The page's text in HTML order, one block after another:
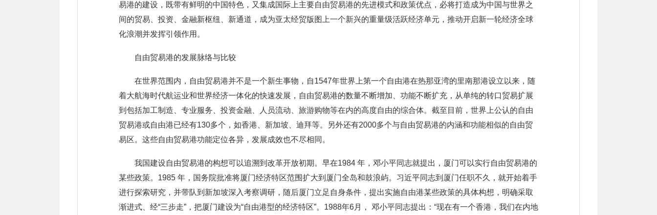
易港的建设，既带有鲜明的中国特色，又集成国际上主要自由贸易港的先进模式和政策优点，必将打造成为中国与世界之
间的贸易、投资、金融新枢纽、新通道，成为亚太经贸版图上一个新兴的重量级活跃经济单元，推动开启新一轮经济全球
化浪潮并发挥引领作用。
自由贸易港的发展脉络与比较
在世界范围内，自由贸易港并不是一个新生事物，自1547年世界上第一个自由港在热那亚湾的里南那港设立以来，随
着大航海时代航运业和世界经济一体化的快速发展，自由贸易港的数量不断增加、功能不断扩充，从单纯的转口贸易扩展
到包括加工制造、专业服务、投资金融、人员流动、旅游购物等在内的高度自由的综合体。截至目前，世界上公认的自由
贸易港或自由港已经有130多个，如香港、新加坡、迪拜等。另外还有2000多个与自由贸易港的内涵和功能相似的自由贸
易区。这些自由贸易港功能定位各异，发展成效也不尽相同。
我国建设自由贸易港的构想可以追溯到改革开放初期。早在1984 年，邓小平同志就提出，厦门可以实行自由贸易港的
某些政策。1985 年，国务院批准将厦门经济特区范围扩大到厦门全岛和鼓浪屿。习近平同志到厦门任职不久，就开始着手
进行探索研究，并带队到新加坡深入考察调研，随后厦门立足自身条件，提出实施自由港某些政策的具体构想，明确采取
渐进式、经“三步走”，把厦门建设为“自由港型的经济特区”。1988年6月， 邓小平同志提出：“现在有一个香港，我们在内地